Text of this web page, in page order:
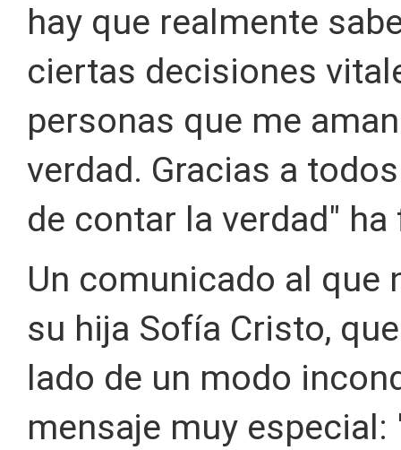
hay que realmente
ciertas decisiones
personas que me
verdad. Gracias a
de contar la verdad"
Un comunicado al que
su hija Sofía Cristo,
lado de un modo
mensaje muy